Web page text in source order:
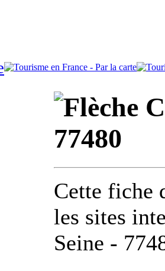
77480
Cette fiche
les sites
Seine -